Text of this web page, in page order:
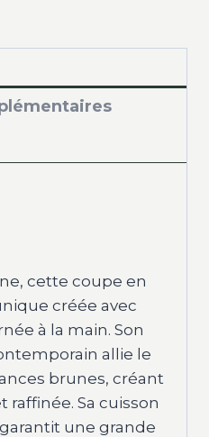
cette coupe en
créée avec
à la main. Son
allie le
brunes, créant
raffinée. Sa cuisson
une grande